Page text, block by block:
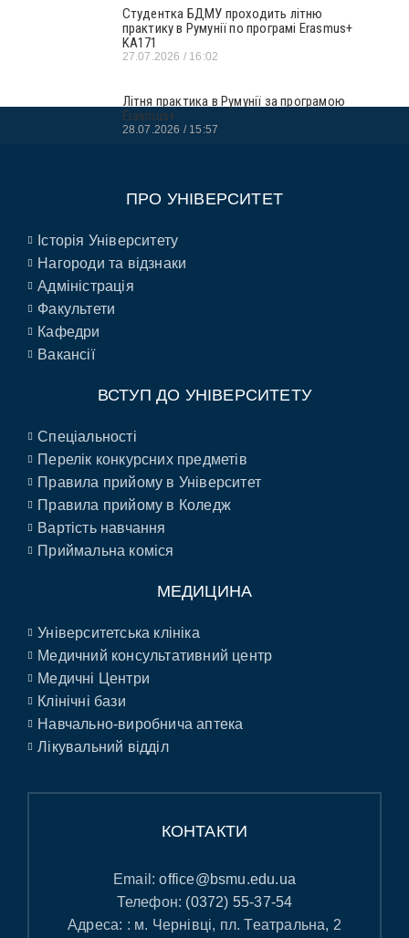
Студентка БДМУ проходить літню
практику в Румунії по програмі Erasmus+
KA171
27.07.2026 16:02
Літня практика в Румунії за програмою
Erasmus+
28.07.2026 15:57
ПРО УНІВЕРСИТЕТ
Історія Університету
Нагороди та відзнаки
Адміністрація
Факультети
Кафедри
Вакансії
ВСТУП ДО УНІВЕРСИТЕТУ
Спеціальності
Перелік конкурсних предметів
Правила прийому в Університет
Правила прийому в Коледж
Вартість навчання
Приймальна коміся
МЕДИЦИНА
Університетська клініка
Медичний консультативний центр
Медичні Центри
Клінічні бази
Навчально-виробнича аптека
Лікувальний відділ
КОНТАКТИ
Email:office@bsmu.edu.ua
Телефон: (0372) 55-37-54
Адреса: : м. Чернівці, пл. Театральна, 2